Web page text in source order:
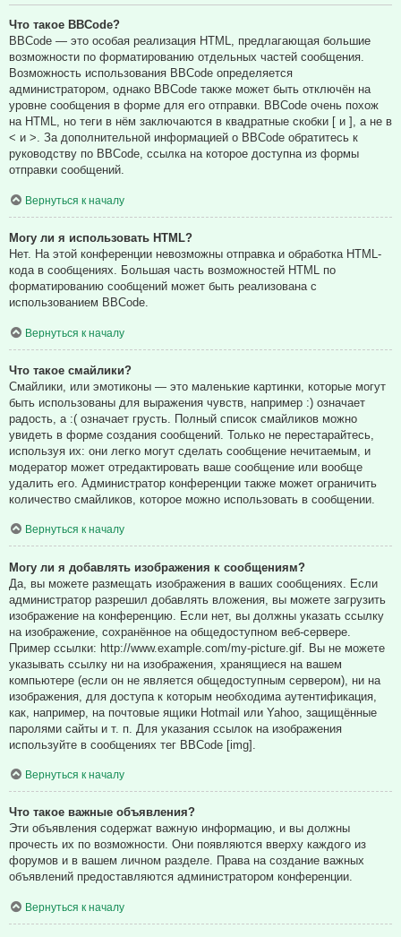
Что такое BBCode?
BBCode — это особая реализация HTML, предлагающая большие
возможности по форматированию отдельных частей сообщения.
Возможность использования BBCode определяется
администратором, однако BBCode также может быть отключён на
уровне сообщения в форме для его отправки. BBCode очень похож
на HTML, но теги в нём заключаются в квадратные скобки [ и ], а не в
< и >. За дополнительной информацией о BBCode обратитесь к
руководству по BBCode, ссылка на которое доступна из формы
отправки сообщений.
Вернуться к началу
Могу ли я использовать HTML?
Нет. На этой конференции невозможны отправка и обработка HTML-
кода в сообщениях. Большая часть возможностей HTML по
форматированию сообщений может быть реализована с
использованием BBCode.
Вернуться к началу
Что такое смайлики?
Смайлики, или эмотиконы — это маленькие картинки, которые могут
быть использованы для выражения чувств, например :) означает
радость, а :( означает грусть. Полный список смайликов можно
увидеть в форме создания сообщений. Только не перестарайтесь,
используя их: они легко могут сделать сообщение нечитаемым, и
модератор может отредактировать ваше сообщение или вообще
удалить его. Администратор конференции также может ограничить
количество смайликов, которое можно использовать в сообщении.
Вернуться к началу
Могу ли я добавлять изображения к сообщениям?
Да, вы можете размещать изображения в ваших сообщениях. Если
администратор разрешил добавлять вложения, вы можете загрузить
изображение на конференцию. Если нет, вы должны указать ссылку
на изображение, сохранённое на общедоступном веб-сервере.
Пример ссылки: http://www.example.com/my-picture.gif. Вы не можете
указывать ссылку ни на изображения, хранящиеся на вашем
компьютере (если он не является общедоступным сервером), ни на
изображения, для доступа к которым необходима аутентификация,
как, например, на почтовые ящики Hotmail или Yahoo, защищённые
паролями сайты и т. п. Для указания ссылок на изображения
используйте в сообщениях тег BBCode [img].
Вернуться к началу
Что такое важные объявления?
Эти объявления содержат важную информацию, и вы должны
прочесть их по возможности. Они появляются вверху каждого из
форумов и в вашем личном разделе. Права на создание важных
объявлений предоставляются администратором конференции.
Вернуться к началу